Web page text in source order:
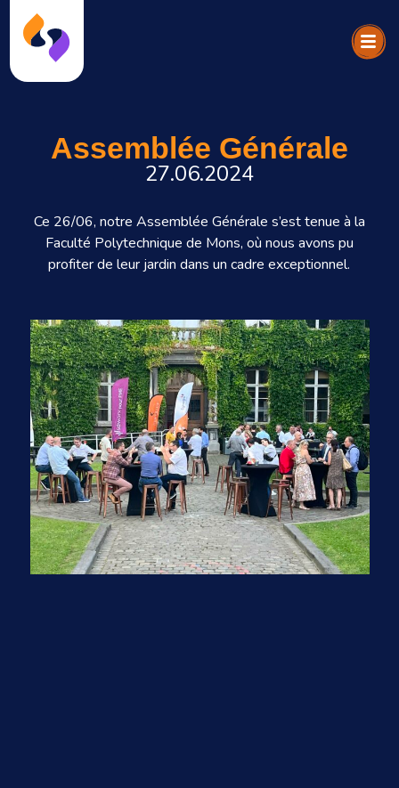
Assemblée Générale
27.06.2024
Ce 26/06, notre Assemblée Générale s’est tenue à la
Faculté Polytechnique de Mons, où nous avons pu
profiter de leur jardin dans un cadre exceptionnel.